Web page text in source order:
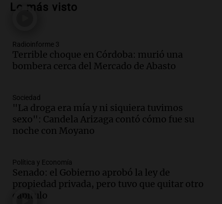
en Santa Lucía, Tucumán
Audio.Aumento de tarifas de luz en
Tucumán afecta a hogares con subas de
hasta el 38% en agosto
Audio. El primer semestre de 2026
reporta menos víctimas fatales en
accidentes de tránsito en Mendoza
Audio.El gobierno de La Rioja lanzará
pago en chachos para empleados
públicos a partir del 17 de octubre
Noticias
Lo más visto
Radioinforme 3
Terrible choque en Córdoba: murió una
bombera cerca del Mercado de Abasto
Sociedad
"La droga era mía y ni siquiera tuvimos
sexo": Candela Arizaga contó cómo fue su
noche con Moyano
Política y Economía
Senado: el Gobierno aprobó la ley de
propiedad privada, pero tuvo que quitar otro
capítulo